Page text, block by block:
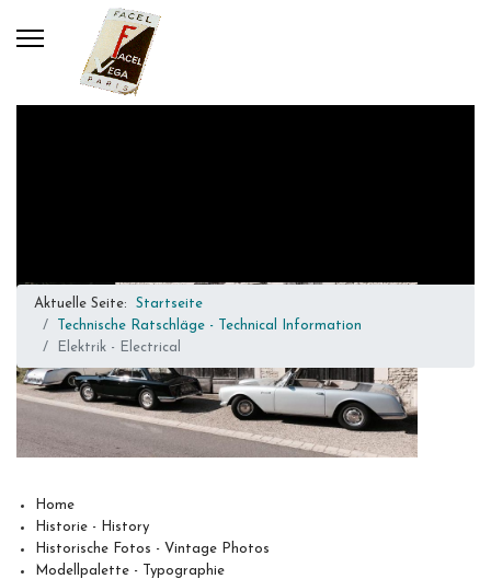
Aktuelle Seite: Startseite
Technische Ratschläge - Technical Information
Elektrik - Electrical
Home
Historie - History
Historische Fotos - Vintage Photos
Modellpalette - Typographie